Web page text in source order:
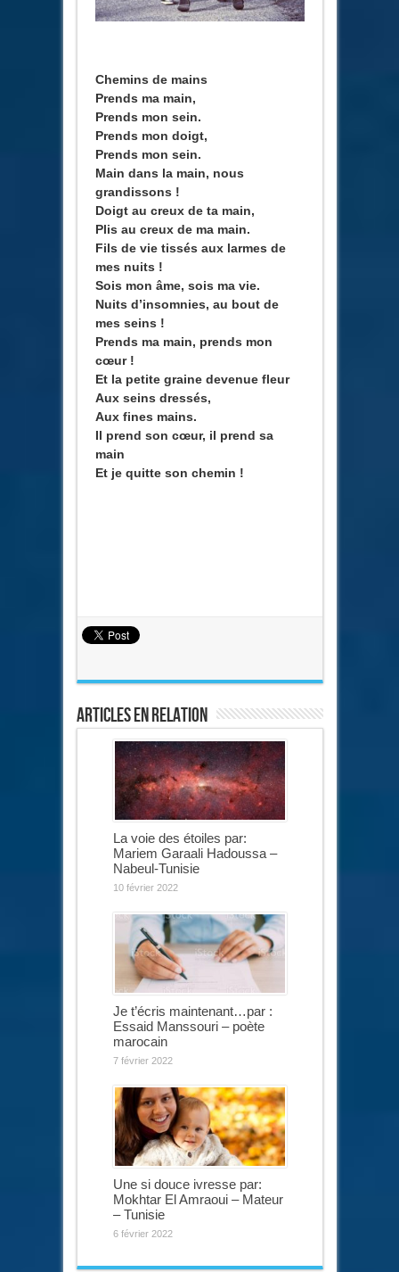
Chemins de mains
Prends ma main,
Prends mon sein.
Prends mon doigt,
Prends mon sein.
Main dans la main, nous
grandissons !
Doigt au creux de ta main,
Plis au creux de ma main.
Fils de vie tissés aux larmes de
mes nuits !
Sois mon âme, sois ma vie.
Nuits d’insomnies, au bout de
mes seins !
Prends ma main, prends mon
cœur !
Et la petite graine devenue fleur
Aux seins dressés,
Aux fines mains.
Il prend son cœur, il prend sa
main
Et je quitte son chemin !
Articles en relation
La voie des étoiles par:
Mariem Garaali Hadoussa –
Nabeul-Tunisie
10 février 2022
Je t’écris maintenant…par :
Essaid Manssouri – poète
marocain
7 février 2022
Une si douce ivresse par:
Mokhtar El Amraoui – Mateur
– Tunisie
6 février 2022